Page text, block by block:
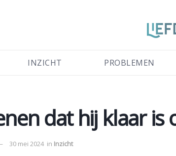
INZICHT PROBLEMEN
dat hij klaar is
30 mei 2024 in Inzicht